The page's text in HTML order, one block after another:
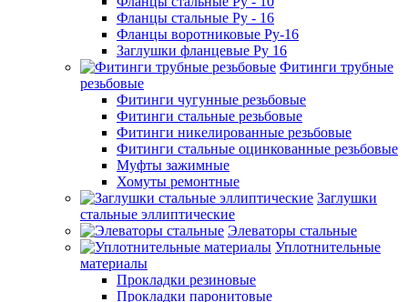
Фланцы стальные Ру - 16
Фланцы воротниковые Ру-16
Заглушки фланцевые Ру 16
Фитинги трубные
резьбовые
Фитинги чугунные резьбовые
Фитинги стальные резьбовые
Фитинги никелированные резьбовые
Фитинги стальные оцинкованные резьбовые
Муфты зажимные
Хомуты ремонтные
Заглушки
стальные эллиптические
Элеваторы стальные
Уплотнительные
материалы
Прокладки резиновые
Прокладки паронитовые